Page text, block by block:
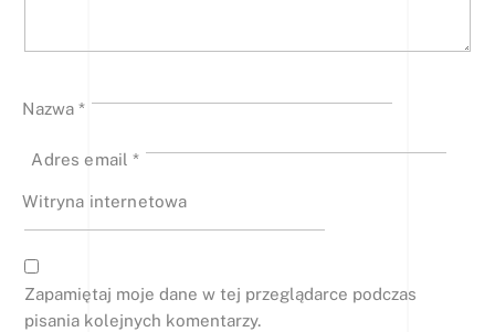
Nazwa*
Adres email*
Witryna internetowa
Zapamiętaj moje dane w tej przeglądarce podczas
pisania kolejnych komentarzy.